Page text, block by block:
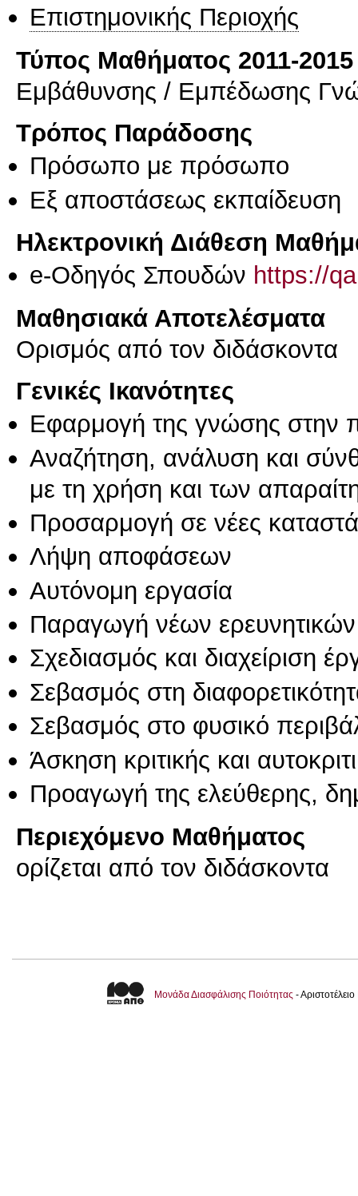
Επιστημονικής Περιοχής
Τύπος Μαθήματος 2011-2015
Εμβάθυνσης / Εμπέδωσης
Τρόπος Παράδοσης
Πρόσωπο με πρόσωπο
Eξ απoστάσεως εκπαίδευση
Ηλεκτρονική Διάθεση
e-Οδηγός Σπουδών https://
Μαθησιακά Αποτελέσματα
Ορισμός από τον διδάσκοντα
Γενικές Ικανότητες
Εφαρμογή της γνώσης στην
Αναζήτηση, ανάλυση και
με τη χρήση και των
Προσαρμογή σε νέες
Λήψη αποφάσεων
Αυτόνομη εργασία
Παραγωγή νέων
Σχεδιασμός και διαχείριση
Σεβασμός στη
Σεβασμός στο φυσικό
Άσκηση κριτικής και
Προαγωγή της ελεύθερης,
Περιεχόμενο Μαθήματος
ορίζεται από τον διδάσκοντα
Μονάδα Διασφάλισης Ποιότητας -